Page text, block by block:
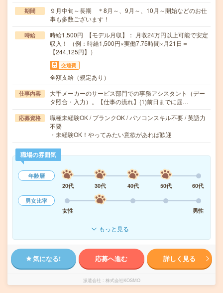
期間
９月中旬～長期 ＊8月～、9月～、10月～開始などのお仕
事も多数ございます！
時給
時給1,500円 【モデル月収】： 月収24万円以上可能で安定
収入！ （例：時給1,500円×実働7.75時間×月21日＝
【244,125円】）
交通費
全額支給（規定あり）
仕事内容
大手メーカーのサービス部門での事務アシスタント（デー
タ照合・入力）。【仕事の流れ】(1)前日までに届…
応募資格
職種未経験OK / ブランクOK / パソコンスキル不要 / 英語力
不要
・未経験OK！やってみたい意欲があれば歓迎
職場の雰囲気
年齢層
20代
30代 40代 50代
60代
男女比率
女性
男性
もっと見る
気になる! 応募へ進む 詳しく見る
派遣会社 株式会社KOSMO